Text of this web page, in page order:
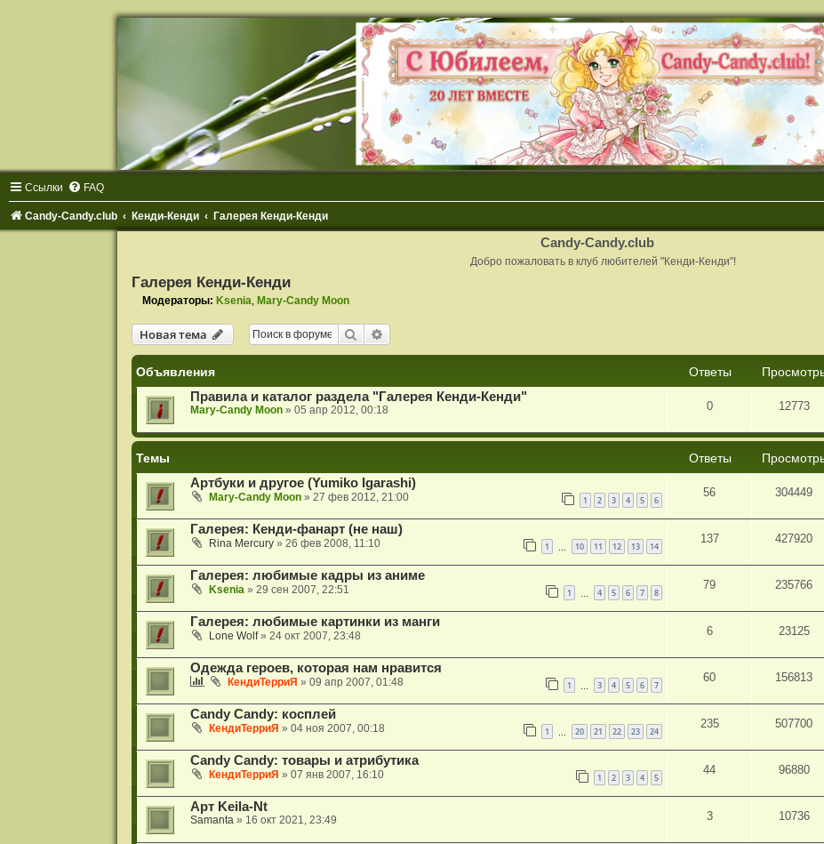
Ссылки FAQ
Candy-Candy.club Кенди-Кенди Галерея Кенди-Кенди
Candy-Candy.club
Добро пожаловать в клуб любителей "Кенди-Кенди"!
Галерея Кенди-Кенди
Модераторы: Ksenia Mary-Candy Moon
Новая тема Поиск
Объявления Ответы
Правила и каталог раздела "Галерея Кенди-Кенди"
Mary-Candy Moon» 05 апр 2012, 00:18 0 12773
Темы Ответы
Артбуки и другое (Yumiko Igarashi)
Mary-Candy Moon» 27 фев 2012, 21:00 1 2 3 4 5 6
56 304449
Галерея: Кенди-фанарт (не наш)
Rina Mercury» 26 фев 2008, 11:10 1 10 11 12 13 14
137 427920
Галерея: любимые кадры из аниме
Ksenia » 29 сен 2007, 22:51 1 4 5 6 7 8
79 235766
Галерея: любимые картинки из манги
Lone Wolf» 24 окт 2007, 23:48 6 23125
Одежда героев, которая нам нравится
КендиТерриЯ » 09 апр 2007, 01:48 1 3 4 5 6 7
60 156813
Candy Candy: косплей
КендиТерриЯ » 04 ноя 2007, 00:18 1 20 21 22 23 24
235 507700
Candy Candy: товары и атрибутика
КендиТерриЯ » 07 янв 2007, 16:10 1 2 3 4 5
44 96880
Арт Keila-Nt
Samanta » 16 окт 2021, 23:49 3 10736